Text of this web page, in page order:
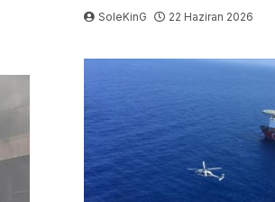
SoleKinG 22 Haziran 2026